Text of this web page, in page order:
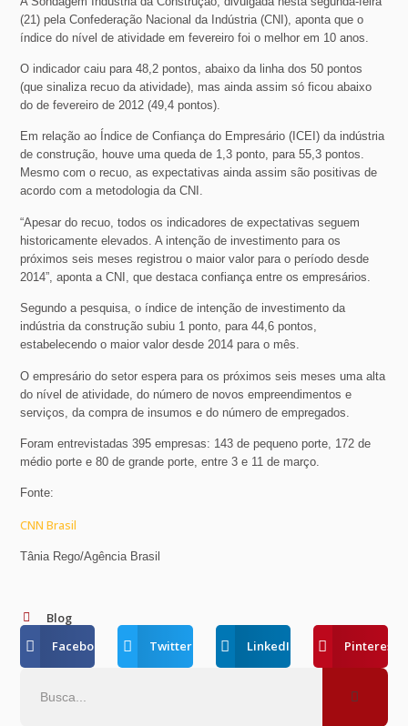
(21) pela Confederação Nacional da Indústria (CNI), aponta que o
índice do nível de atividade em fevereiro foi o melhor em 10 anos.
O indicador caiu para 48,2 pontos, abaixo da linha dos 50 pontos
(que sinaliza recuo da atividade), mas ainda assim só ficou abaixo
do de fevereiro de 2012 (49,4 pontos).
Em relação ao Índice de Confiança do Empresário (ICEI) da indústria
de construção, houve uma queda de 1,3 ponto, para 55,3 pontos.
Mesmo com o recuo, as expectativas ainda assim são positivas de
acordo com a metodologia da CNI.
“Apesar do recuo, todos os indicadores de expectativas seguem
historicamente elevados. A intenção de investimento para os
próximos seis meses registrou o maior valor para o período desde
2014”, aponta a CNI, que destaca confiança entre os empresários.
Segundo a pesquisa, o índice de intenção de investimento da
indústria da construção subiu 1 ponto, para 44,6 pontos,
estabelecendo o maior valor desde 2014 para o mês.
O empresário do setor espera para os próximos seis meses uma alta
do nível de atividade, do número de novos empreendimentos e
serviços, da compra de insumos e do número de empregados.
Foram entrevistadas 395 empresas: 143 de pequeno porte, 172 de
médio porte e 80 de grande porte, entre 3 e 11 de março.
Fonte:
CNN Brasil
Tânia Rego/Agência Brasil
Blog
Facebook
Twitter LinkedIn Pinterest